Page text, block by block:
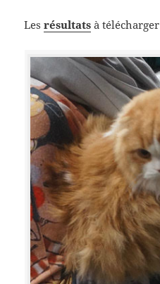
Lesrésultats à télécharger